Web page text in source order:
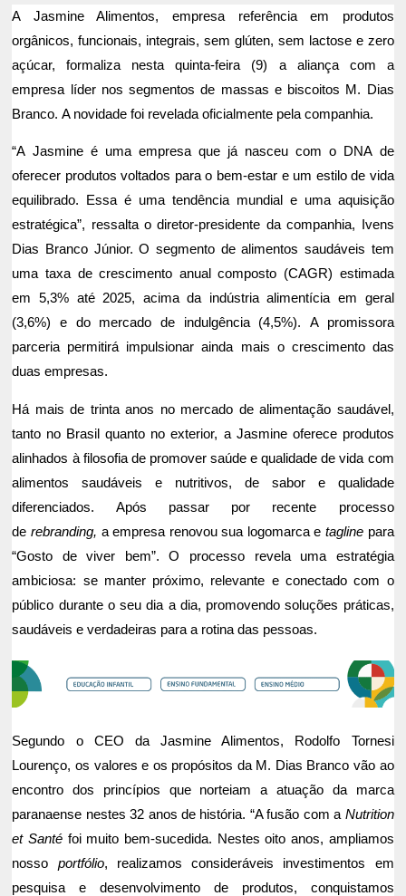
A Jasmine Alimentos, empresa referência em produtos
orgânicos, funcionais, integrais, sem glúten, sem lactose e zero
açúcar, formaliza nesta quinta-feira (9) a aliança com a
empresa líder nos segmentos de massas e biscoitos M. Dias
Branco. A novidade foi revelada oficialmente pela companhia.
“A Jasmine é uma empresa que já nasceu com o DNA de
oferecer produtos voltados para o bem-estar e um estilo de vida
equilibrado. Essa é uma tendência mundial e uma aquisição
estratégica”, ressalta o diretor-presidente da companhia, Ivens
Dias Branco Júnior. O segmento de alimentos saudáveis tem
uma taxa de crescimento anual composto (CAGR) estimada
em 5,3% até 2025, acima da indústria alimentícia em geral
(3,6%) e do mercado de indulgência (4,5%). A promissora
parceria permitirá impulsionar ainda mais o crescimento das
duas empresas.
Há mais de trinta anos no mercado de alimentação saudável,
tanto no Brasil quanto no exterior, a Jasmine oferece produtos
alinhados à filosofia de promover saúde e qualidade de vida com
alimentos saudáveis e nutritivos, de sabor e qualidade
diferenciados. Após passar por recente processo
derebranding, a empresa renovou sua logomarca e tagline para
“Gosto de viver bem”. O processo revela uma estratégia
ambiciosa: se manter próximo, relevante e conectado com o
público durante o seu dia a dia, promovendo soluções práticas,
saudáveis e verdadeiras para a rotina das pessoas.
Segundo o CEO da Jasmine Alimentos, Rodolfo Tornesi
Lourenço, os valores e os propósitos da M. Dias Branco vão ao
encontro dos princípios que norteiam a atuação da marca
paranaense nestes 32 anos de história. “A fusão com a Nutrition
et Santé foi muito bem-sucedida. Nestes oito anos, ampliamos
nosso portfólio, realizamos consideráveis investimentos em
pesquisa e desenvolvimento de produtos, conquistamos